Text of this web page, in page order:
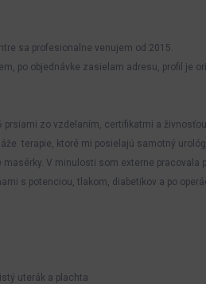
sa profesionalne venujem od 2015.
po objednávke zasielam adresu, profil je
prsiami zo vzdelaním, certifikatmi a
terapie, ktoré mi posielajú samotný
V minulosti som externe pracovala
s potenciou, tlakom, diabetikov a po
uterák a plachta